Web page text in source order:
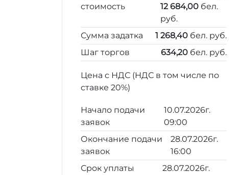
стоимость
12 684,00бел.
руб.
Сумма задатка
1 268,40 бел. руб.
Шаг торгов
634,20 бел. руб.
Цена с НДС (НДС в том числе по
ставке 20%)
Начало подачи
заявок
10.07.2026г.
09:00
Окончание подачи
заявок
28.07.2026г.
16:00
Срок уплаты
28.07.2026г.